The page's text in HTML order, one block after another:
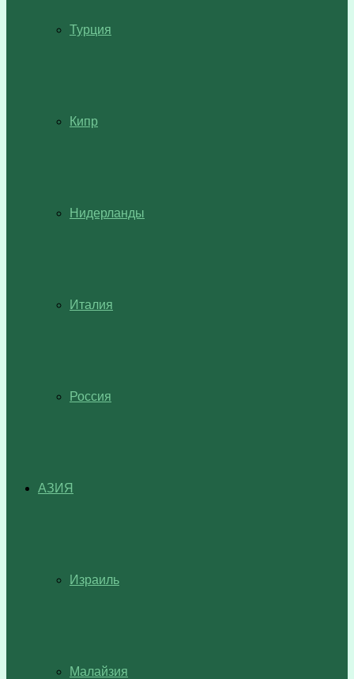
Турция
Кипр
Нидерланды
Италия
Россия
АЗИЯ
Израиль
Малайзия